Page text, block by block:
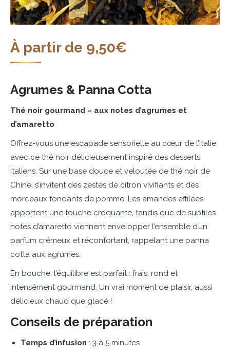
À partir de 9,50€
Agrumes & Panna Cotta
Thé noir gourmand – aux notes d’agrumes et
d’amaretto
Offrez-vous une escapade sensorielle au cœur de l’Italie
avec ce thé noir délicieusement inspiré des desserts
italiens. Sur une base douce etveloutée de thé noir de
Chine, s’invitent des zestes de citron vivifiants et des
morceaux fondants de pomme. Les amandes effilées
apportent une touche croquante, tandis que de subtiles
notes d’amaretto viennent envelopper l’ensemble d’un
parfum crémeux et réconfortant, rappelant une panna
cotta aux agrumes.
En bouche, l’équilibre est parfait : frais, rond et
intensément gourmand. Un vrai moment de plaisir, aussi
délicieux chaud que glacé !
Conseils de préparation
Temps d’infusion : 3 à 5 minutes